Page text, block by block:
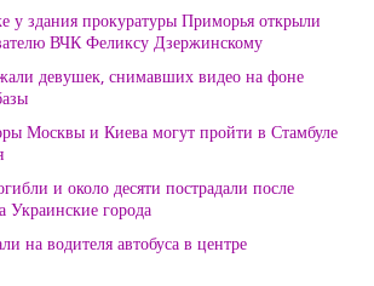
у здания прокуратуры Приморья открыли
ВЧК Феликсу Дзержинскому
девушек, снимавших видео на фоне
Москвы и Киева могут пройти в Стамбуле
и около десяти пострадали после
Украинские города
на водителя автобуса в центре